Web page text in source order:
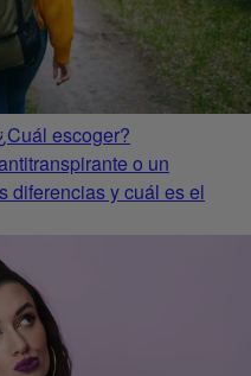
escoger?
o un
diferencias y cuál es el